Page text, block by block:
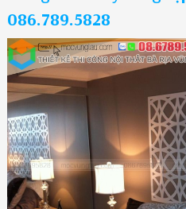
086.789.5828